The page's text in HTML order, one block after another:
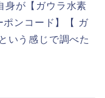
身が【ガウラ水素
ポンコード】【 ガ
いう感じで調べた